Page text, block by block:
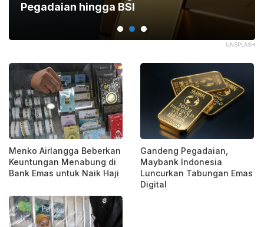
UNSPLASH
Pegadaian hingga BSI
Menko Airlangga Beberkan
Keuntungan Menabung di
Bank Emas untuk Naik Haji
Gandeng Pegadaian,
Maybank Indonesia
Luncurkan Tabungan Emas
Digital